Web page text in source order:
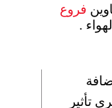
فروع
.
تأثير